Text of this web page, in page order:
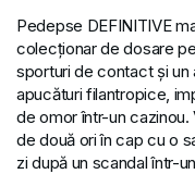
Pedepse DEFINITIVE
colecționar de dosare
sporturi de contact și un
apucături filantropice,
de omor într-un
de două ori în cap cu o
zi după un scandal într-